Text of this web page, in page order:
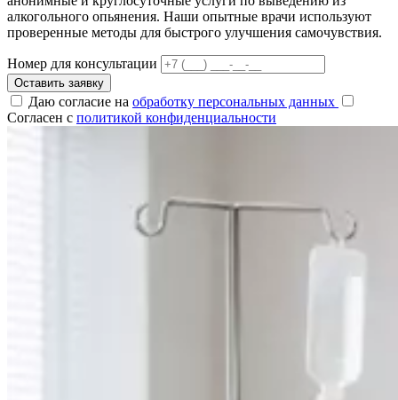
алкогольного опьянения. Наши опытные врачи используют
проверенные методы для быстрого улучшения самочувствия.
Номер для консультации
Оставить заявку
Даю согласие на обработку персональных данных
Согласен с политикой конфиденциальности